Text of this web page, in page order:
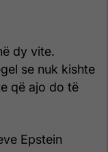
dy vite.
se nuk kishte
që ajo do të
Epstein